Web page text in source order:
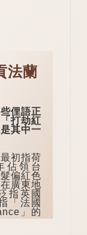
法蘭
俚語正
打劫紅
其中一
初指荷
佔領台
偏紅色
廣東地
指英國
「法國
」的